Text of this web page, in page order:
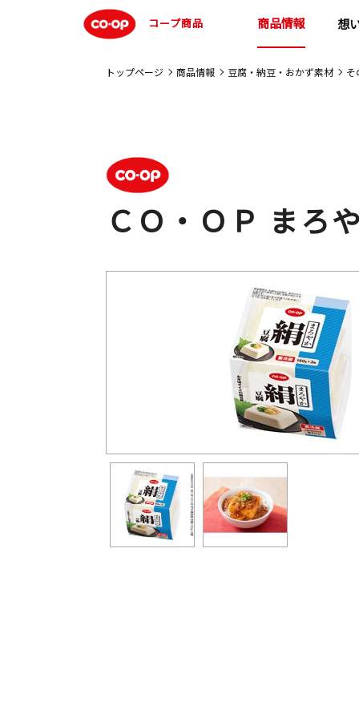
コープ商品 商品情報 想
トップページ 商品情報 豆腐・納豆・おかず素材 そ
ＣＯ・ＯＰ まろ